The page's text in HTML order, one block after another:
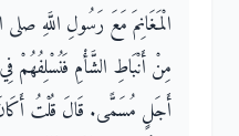
الْمَغَانِمَ مَعَ رَسُولِ اللَّهِ صلى
مِنْ أَنْبَاطِ الشَّأْمِ فَنُسْلِفُهُمْ
أَجَلٍ مُسَمًّى‏.‏ قَالَ قُلْتُ